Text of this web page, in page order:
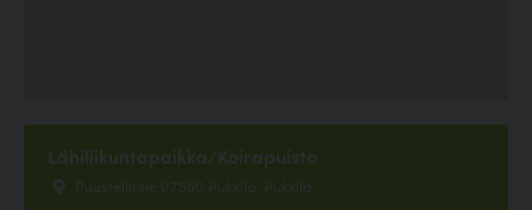
Lähiliikuntapaikka/Koirapuisto
Puustellintie 07560 Pukkila, Pukkila